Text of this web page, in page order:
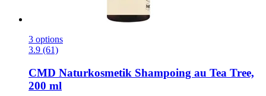
3 options
3.9 (61)
CMD Naturkosmetik Shampoing au Tea Tree,
200 ml